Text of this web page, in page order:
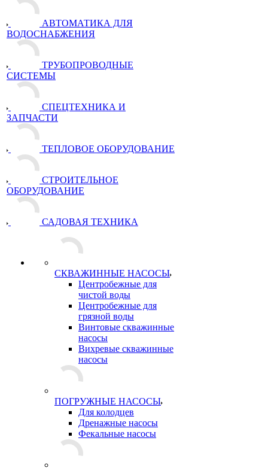
АВТОМАТИКА ДЛЯ
ВОДОСНАБЖЕНИЯ
ТРУБОПРОВОДНЫЕ
СИСТЕМЫ
СПЕЦТЕХНИКА И
ЗАПЧАСТИ
ТЕПЛОВОЕ ОБОРУДОВАНИЕ
СТРОИТЕЛЬНОЕ
ОБОРУДОВАНИЕ
САДОВАЯ ТЕХНИКА
СКВАЖИННЫЕ НАСОСЫ
Центробежные для
чистой воды
Центробежные для
грязной воды
Винтовые скважинные
насосы
Вихревые скважинные
насосы
ПОГРУЖНЫЕ НАСОСЫ
Для колодцев
Дренажные насосы
Фекальные насосы